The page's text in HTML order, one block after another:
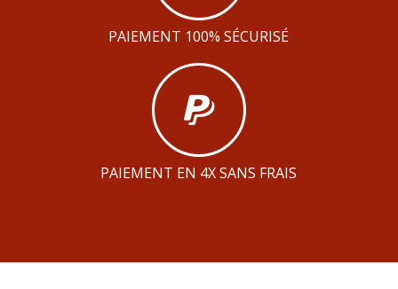
PAIEMENT 100% SÉCURISÉ
PAIEMENT EN 4X SANS FRAIS